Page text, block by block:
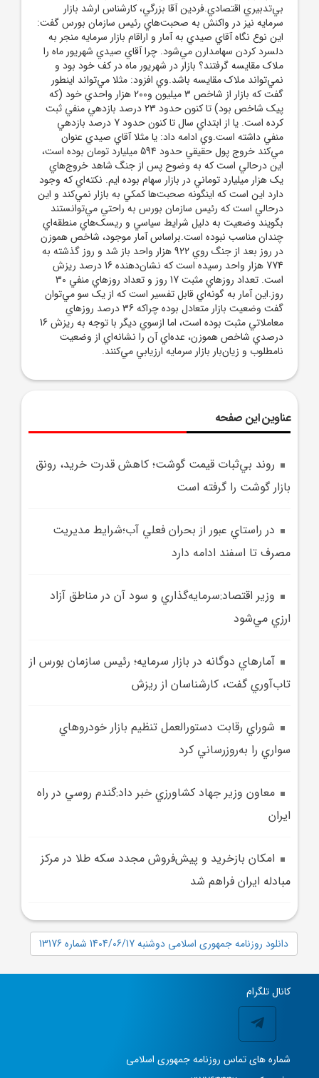
بي‌تدبيري اقتصادي.فردين آقا بزرگي، کارشناس ارشد بازار
سرمايه نيز در واکنش به صحبت‌هاي رئيس سازمان بورس گفت:
اين نوع نگاه آقاي صيدي به آمار و اراقام بازار سرمايه منجر به
دلسرد کردن سهامدارن مي‌شود. چرا آقاي صيدي شهريور ماه را
ملاک مقايسه گرفتند؟ بازار در شهريور ماه در کف خود بود و
نمي‌تواند ملاک مقايسه باشد.وي افزود: مثلا مي‌تواند اينطور
گفت که بازار از شاخص 3 ميليون و200 هزار واحدي خود (که
پيک شاخص بود) تا کنون حدود 23 درصد بازدهي منفي ثبت
کرده است. يا از ابتداي سال تا کنون حدود 7 درصد بازدهي
منفي داشته است.وي ادامه داد: يا مثلا آقاي صيدي عنوان
مي‌کند خروج پول حقيقي حدود 594 ميليارد تومان بوده است،
اين درحالي است که به وضوح پس از جنگ شاهد خروج‌هاي
يک هزار ميليارد توماني در بازار سهام بوده ايم. نکته‌اي که وجود
دارد اين است که اينگونه صحبت‌ها کمکي به بازار نمي‌کند و اين
درحالي است که رئيس سازمان بورس به راحتي مي‌توانستند
بگويند وضعيت به دليل شرايط سياسي و ريسک‌هاي منطقه‌اي
چندان مناسب نبوده است.براساس آمار موجود، شاخص هموزن
در روز بعد از جنگ روي 922 هزار واحد باز شد و روز گذشته به
774 هزار واحد رسيده است که نشان‌دهنده 16 درصد ريزش
است. تعداد روزهاي مثبت 17 روز و تعداد روزهاي منفي 30
روز.اين آمار به گونه‌اي قابل تفسير است که از يک سو مي‌توان
گفت وضعيت بازار متعادل بوده چراکه 36 درصد روزهاي
معاملاتي مثبت بوده است، اما ازسوي ديگر با توجه به ريزش 16
درصدي شاخص هموزن، عده‌اي آن را نشانه‌اي از وضعيت
نامطلوب و زيان‌بار بازار سرمايه ارزيابي مي‌کنند.
عناوین این صفحه
روند بي‌ثبات قيمت گوشت؛ کاهش قدرت خريد، رونق
بازار گوشت را گرفته است
در راستاي عبور از بحران فعلي آب؛شرايط مديريت
مصرف تا اسفند ادامه دارد
وزير اقتصاد:سرمايه‌گذاري‌ و سود آن در مناطق آزاد
ارزي مي‌شود
آمارهاي دوگانه در بازار سرمايه؛ رئيس سازمان بورس از
تاب‌آوري گفت، کارشناسان از ريزش
شوراي رقابت دستورالعمل تنظيم بازار خودروهاي
سواري را به‌روزرساني کرد
معاون وزير جهاد کشاورزي خبر داد:گندم روسي در راه
ايران
امکان بازخريد و پيش‌فروش مجدد سکه‌ طلا در مرکز
مبادله ايران فراهم شد
دانلود روزنامه جمهوری اسلامی دوشنبه 1404/06/17 شماره 13176
کانال تلگرام
شماره های تماس روزنامه جمهوری اسلامی